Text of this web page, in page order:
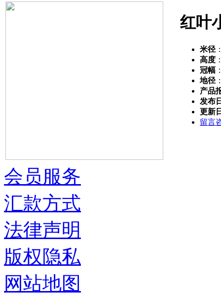
红叶
米径
高度
冠幅
地径
产品
发布
更新
留言
会员服务
汇款方式
法律声明
版权隐私
网站地图